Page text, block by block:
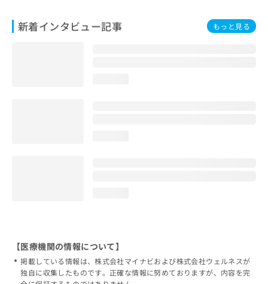
新着インタビュー記事 もっと見る
【医療機関の情報について】
掲載している情報は、株式会社マイナビおよび株式会社ウェルネスが
独自に収集したものです。正確な情報に努めておりますが、内容を完